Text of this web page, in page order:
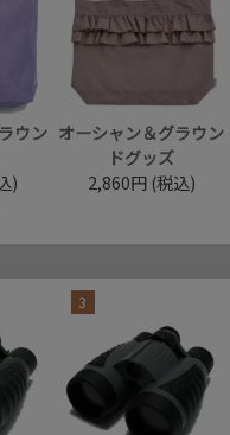
ウン
)
オーシャン＆グラウン
ドグッズ
2,860円 (税込)
3